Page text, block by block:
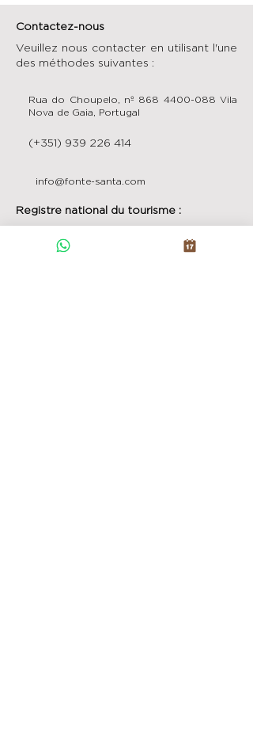
Contactez-nous
Veuillez nous contacter en utilisant l'une
des méthodes suivantes :
Rua do Choupelo, nº 868 4400-088 Vila
Nova de Gaia, Portugal
(+351) 939 226 414
info@fonte-santa.com
Registre national du tourisme :